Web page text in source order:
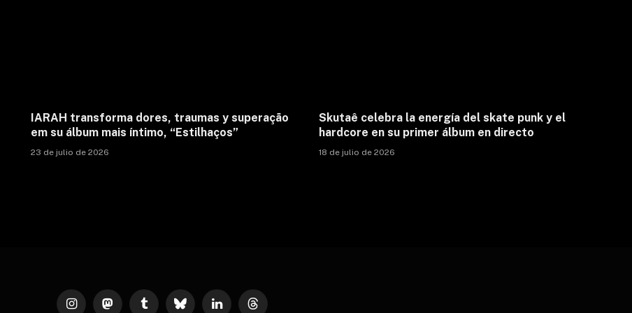
IARAH transforma dores, traumas y superação
em su álbum mais íntimo, “Estilhaços”
23 de julio de 2026
Skutaê celebra la energía del skate punk y el
hardcore en su primer álbum en directo
18 de julio de 2026
InstagramMastodonTumblr Bluesky LinkedInThreads